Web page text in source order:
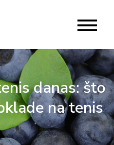
danas: što
na tenis